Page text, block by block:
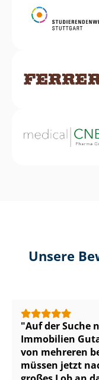
Unsere
Auf der Suche
Immobilien
von mehreren
müssen jetzt